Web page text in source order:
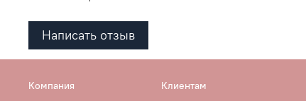
Написать отзыв
Компания Клиентам